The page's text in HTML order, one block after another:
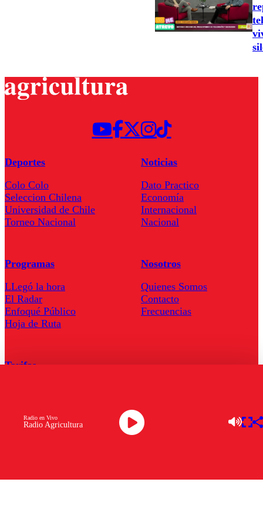
Radio Agricultura
Radio en Vivo
Deportes
Colo Colo
Seleccion Chilena
Universidad de Chile
Torneo Nacional
Noticias
Dato Practico
Economía
Internacional
Nacional
Programas
LLegó la hora
El Radar
Enfoqué Público
Hoja de Ruta
Nosotros
Quienes Somos
Contacto
Frecuencias
Tarifas
Descarga la APP